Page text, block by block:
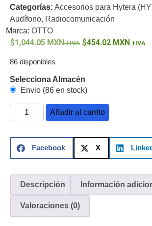
o
RefaccionesProbadores
de
Video Transceptores
de Video
Conectores
Adaptador
a
RCA
Audio
VideoCable
Coaxial y
ConectoresCables
Armados -
CoaxialCategoría
5eFibra
ÓpticaPara
Categorías: Accesorios para Hytera
Audífono, Radiocomunicación
Marca: OTTO
1,044.05MXN 454.02 MXN
86 disponibles
Selecciona Almacén
Envio (86 en stock)
Añadir al carrito
Facebook X
Descripción Información
Valoraciones (0)